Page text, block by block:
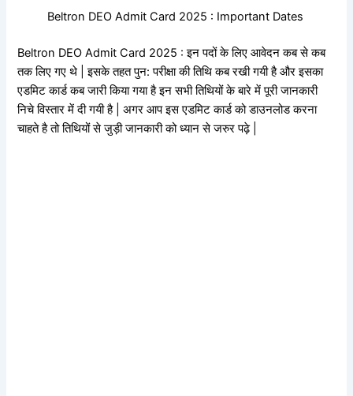
Beltron DEO Admit Card 2025 : Important Dates
Beltron DEO Admit Card 2025 : इन पदों के लिए आवेदन कब से कब
तक लिए गए थे | इसके तहत पुन: परीक्षा की तिथि कब रखी गयी है और इसका
एडमिट कार्ड कब जारी किया गया है इन सभी तिथियों के बारे में पूरी जानकारी
निचे विस्तार में दी गयी है | अगर आप इस एडमिट कार्ड को डाउनलोड करना
चाहते है तो तिथियों से जुड़ी जानकारी को ध्यान से जरुर पढ़े |